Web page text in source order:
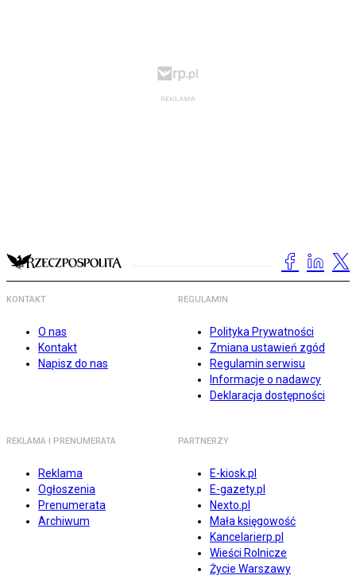
KONTAKT
O nas
Kontakt
Napisz do nas
REGULAMIN
Polityka Prywatności
Zmiana ustawień zgód
Regulamin serwisu
Informacje o nadawcy
Deklaracja dostępności
REKLAMA I PRENUMERATA
Reklama
Ogłoszenia
Prenumerata
Archiwum
PARTNERZY
E-kiosk.pl
E-gazety.pl
Nexto.pl
Mała księgowość
Kancelarierp.pl
Wieści Rolnicze
Życie Warszawy